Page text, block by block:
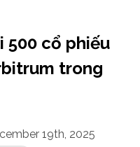
500 cổ phiếu
trong
19th, 2025